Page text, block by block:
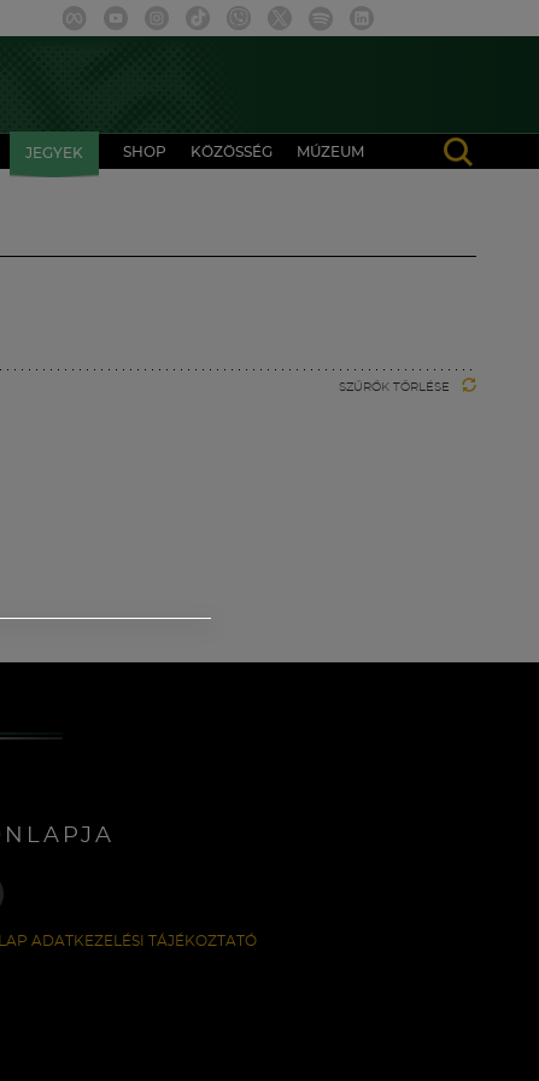
JEGYEK SHOP KÖZÖSSÉG MÚZEUM
SZŰRŐK TÖRLÉSE
ADATKEZELÉSI TÁJÉKOZTATÓ